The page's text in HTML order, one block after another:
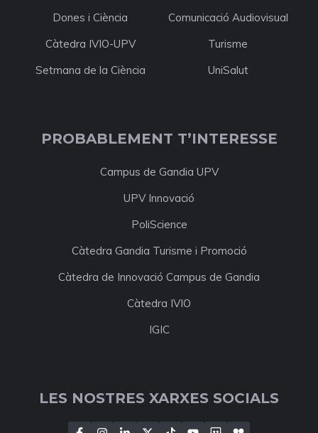
Dones i Ciència
Comunicació Audiovisual
Càtedra IVIO-UPV
Turisme
Setmana de la Ciència
UniSalut
PROBABLEMENT T’INTERESSE
Campus de Gandia UPV
UPV Innovació
PoliScience
Càtedra Gandia Turisme i Promoció
Càtedra de Innovació Campus de Gandia
Càtedra IVIO
IGIC
LES NOSTRES XARXES SOCIALS